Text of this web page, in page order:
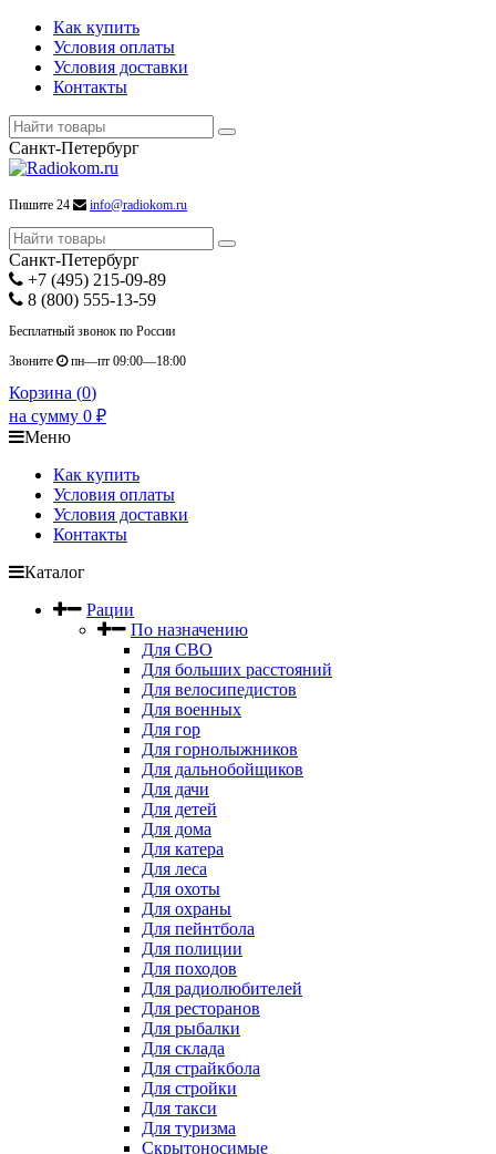
Как купить
Условия оплаты
Условия доставки
Контакты
Санкт-Петербург
Пишите 24 info@radiokom.ru
Санкт-Петербург
+7 (495) 215-09-89
8 (800) 555-13-59
Бесплатный звонок по России
Звоните
пн—пт 09:00—18:00
Корзина (0)
на сумму 0 ₽
Меню
Как купить
Условия оплаты
Условия доставки
Контакты
Каталог
Рации
По назначению
Для СВО
Для больших расстояний
Для велосипедистов
Для военных
Для гор
Для горнолыжников
Для дальнобойщиков
Для дачи
Для детей
Для дома
Для катера
Для леса
Для охоты
Для охраны
Для пейнтбола
Для полиции
Для походов
Для радиолюбителей
Для ресторанов
Для рыбалки
Для склада
Для страйкбола
Для стройки
Для такси
Для туризма
Скрытоносимые